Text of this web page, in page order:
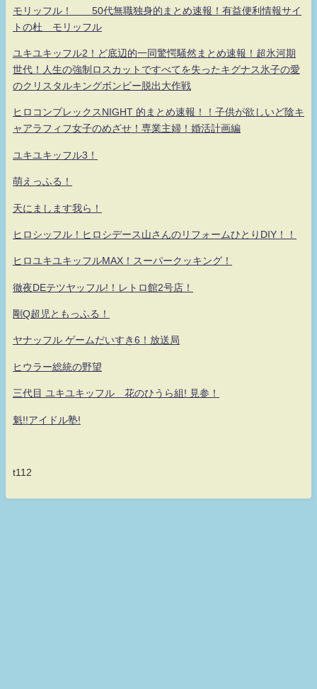
モリッフル！ 50代無職独身的まとめ速報！有益便利情報サイ
トの杜 モリッフル
ユキユキッフル2！ど底辺的一同驚愕騒然まとめ速報！超氷河期
世代！人生の強制ロスカットですべてを失ったキグナス氷子の愛
のクリスタルキングボンビー脱出大作戦
ヒロコンプレックスNIGHT 的まとめ速報！！子供が欲しいど陰キ
ャアラフィフ女子のめざせ！専業主婦！婚活計画編
ユキユキッフル3！
萌えっふる！
天にまします我ら！
ヒロシッフル！ヒロシデース山さんのリフォームひとりDIY！！
ヒロユキユキッフルMAX！スーパークッキング！
徹夜DEテツヤッフル!！レトロ館2号店！
剛Q超児ともっふる！
ヤナッフル ゲームだいすき6！放送局
ヒウラー総統の野望
三代目 ユキユキッフル 花のひうら組! 見参！
魁!!アイドル塾!
t112